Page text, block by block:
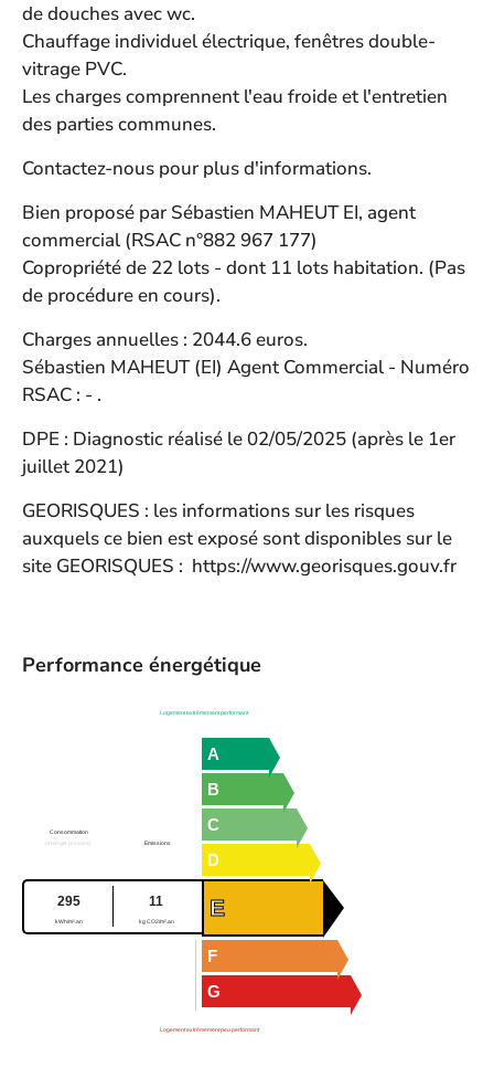
de douches avec wc.
Chauffage individuel électrique, fenêtres double-
vitrage PVC.
Les charges comprennent l'eau froide et l'entretien
des parties communes.
Contactez-nous pour plus d'informations.
Bien proposé par Sébastien MAHEUT EI, agent
commercial (RSAC n°882 967 177)
Copropriété de 22 lots - dont 11 lots habitation. (Pas
de procédure en cours).
Charges annuelles : 2044.6 euros.
Sébastien MAHEUT (EI) Agent Commercial - Numéro
RSAC : - .
DPE : Diagnostic réalisé le 02/05/2025 (après le 1er
juillet 2021)
GEORISQUES : les informations sur les risques
auxquels ce bien est exposé sont disponibles sur le
site GEORISQUES : https://www.georisques.gouv.fr
Performance énergétique
Logement extrêmement performant
A
B
C
D
Consommation
(énergie primaire)
Emissions
295
kWh/m².an
11
kg CO2/m².an
E
F
G
Logement extrêmement peu performant